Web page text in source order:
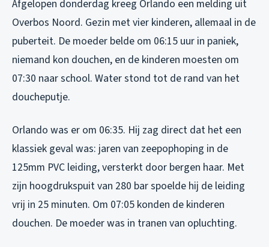
Afgelopen donderdag kreeg Orlando een melding uit
Overbos Noord. Gezin met vier kinderen, allemaal in de
puberteit. De moeder belde om 06:15 uur in paniek,
niemand kon douchen, en de kinderen moesten om
07:30 naar school. Water stond tot de rand van het
doucheputje.
Orlando was er om 06:35. Hij zag direct dat het een
klassiek geval was: jaren van zeepophoping in de
125mm PVC leiding, versterkt door bergen haar. Met
zijn hoogdrukspuit van 280 bar spoelde hij de leiding
vrij in 25 minuten. Om 07:05 konden de kinderen
douchen. De moeder was in tranen van opluchting.